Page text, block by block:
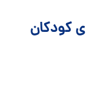
کودکان